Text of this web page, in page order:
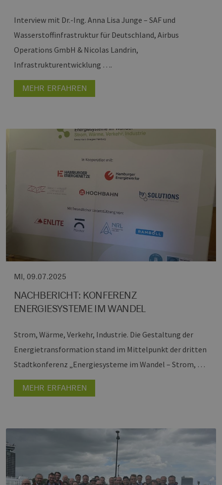
Interview mit Dr.-Ing. Anna Lisa Junge – SAF und
Wasserstoffinfrastruktur für Deutschland, Airbus
Operations GmbH & Nicolas Landrin,
Infrastrukturentwicklung ….
MEHR ERFAHREN
MI, 09.07.2025
NACHBERICHT: KONFERENZ
ENERGIESYSTEME IM WANDEL
Strom, Wärme, Verkehr, Industrie. Die Gestaltung der
Energietransformation stand im Mittelpunkt der dritten
Stadtkonferenz „Energiesysteme im Wandel – Strom, …
MEHR ERFAHREN